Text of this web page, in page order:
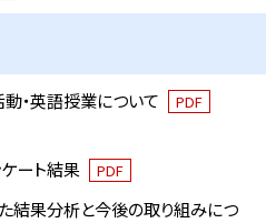
・英語授業について PDF
ート結果
PDF
結果分析と今後の取り組みにつ